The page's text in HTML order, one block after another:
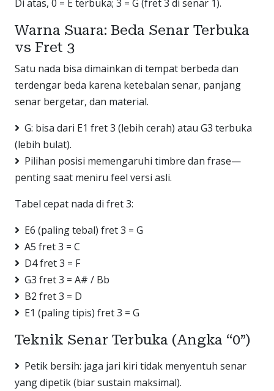
Di atas, 0 = E terbuka; 3 = G (fret 3 di senar 1).
Warna Suara: Beda Senar Terbuka
vs Fret 3
Satu nada bisa dimainkan di tempat berbeda dan
terdengar beda karena ketebalan senar, panjang
senar bergetar, dan material.
G: bisa dari E1 fret 3 (lebih cerah) atau G3 terbuka
(lebih bulat).
Pilihan posisi memengaruhi timbre dan frase—
penting saat meniru feel versi asli.
Tabel cepat nada di fret 3:
E6 (paling tebal) fret 3 = G
A5 fret 3 = C
D4 fret 3 = F
G3 fret 3 = A# / Bb
B2 fret 3 = D
E1 (paling tipis) fret 3 = G
Teknik Senar Terbuka (Angka “0”)
Petik bersih: jaga jari kiri tidak menyentuh senar
yang dipetik (biar sustain maksimal).